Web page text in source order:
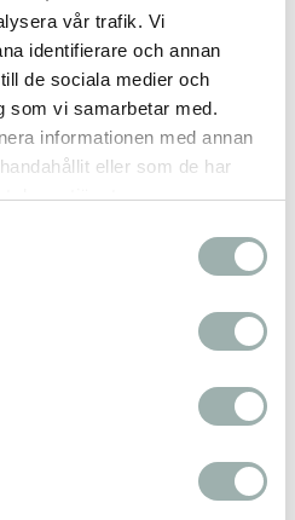
vår trafik. Vi
identifierare och annan
de sociala medier och
som vi samarbetar med.
informationen med annan
eller som de har
deras tjänster.
månader